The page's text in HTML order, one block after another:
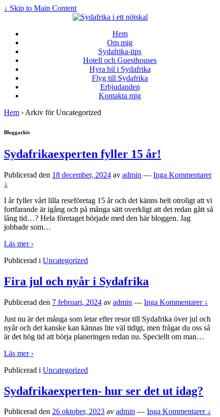
↓ Skip to Main Content
Hem
Om mig
Sydafrika-tips
Hotell och Guesthouses
Hyra bil i Sydafrika
Flyg till Sydafrika
Erbjudanden
Kontakta mig
Hem › Arkiv för Uncategorized
Bloggarkiv
Sydafrikaexperten fyller 15 år!
Publicerad den 18 december, 2024 av admin — Inga Kommentarer
↓
I år fyller vårt lilla reseföretag 15 år och det känns helt otroligt att vi
fortfarande är igång och på många sätt overkligt att det redan gått så
lång tid…? Hela företaget började med den här bloggen. Jag
jobbade som…
Läs mer ›
Publicerad i Uncategorized
Fira jul och nyår i Sydafrika
Publicerad den 7 februari, 2024 av admin — Inga Kommentarer ↓
Just nu är det många som letar efter resor till Sydafrika över jul och
nyår och det kanske kan kännas lite väl tidigt, men frågar du oss så
är det hög tid att börja planeringen redan nu. Speciellt om man…
Läs mer ›
Publicerad i Uncategorized
Sydafrikaexperten- hur ser det ut idag?
Publicerad den 26 oktober, 2023 av admin — Inga Kommentarer ↓